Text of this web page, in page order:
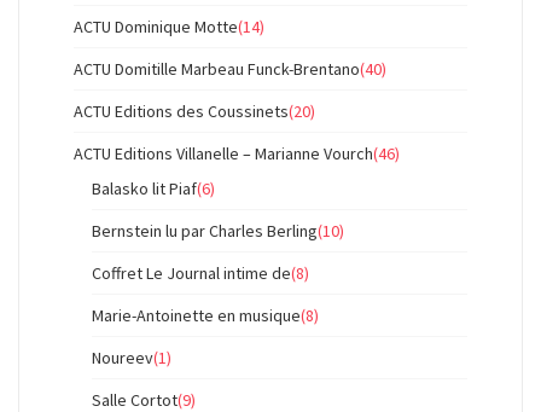
ACTU Dominique Motte(14)
ACTU Domitille Marbeau Funck-Brentano(40)
ACTU Editions des Coussinets(20)
ACTU Editions Villanelle – Marianne Vourch(46)
Balasko lit Piaf(6)
Bernstein lu par Charles Berling(10)
Coffret Le Journal intime de(8)
Marie-Antoinette en musique(8)
Noureev(1)
Salle Cortot(9)